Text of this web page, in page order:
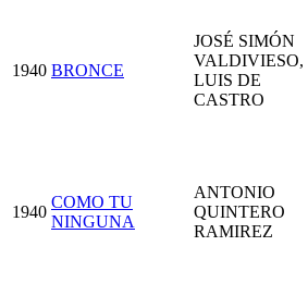
1940 BRONCE
JOSÉ SIMÓN
VALDIVIESO,
LUIS DE
CASTRO
1940
COMO TU
NINGUNA
ANTONIO
QUINTERO
RAMIREZ